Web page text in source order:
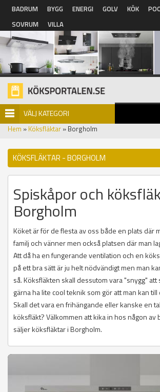
Hoppa till huvudinnehåll
BADRUM BYGG ENERGI GOLV KÖK
SOVRUM
VILLA
VÄLJ KATEGORI
Hem » Köksfläktar » Borgholm
KÖKSFLÄKTAR - BORGHOLM
Spiskåpor och
Borgholm
Köket är för de flesta av oss både en plats där
familj och vänner men också platsen där man
Att då ha en fungerande ventilation och en
på ett bra sätt är ju helt nödvändigt men man
så. Köksfläkten skall dessutom vara "snygg"
gärna ha lite cool teknik som gör att man kan
Skall det vara en frihängande eller kanske en
köksfläkt? Välkommen att kika in hos någon av
säljer köksfläktar i Borgholm.